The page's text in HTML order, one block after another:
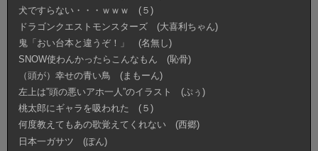
犬ですらない・・・ｗｗｗ (５)
ドラゴンクエストモンスターズ (大喜利ちゃん)
鬼「おい台本と違うぞ！」 (名無し)
SNOW使わんかったらこんなもん (恥骨)
（頭が）幸せの青い鳥 (まもーん)
左上は”頭の悪いアホ一人”のイラスト (ぷぅ)
桃太郎にギャラを吸われた (５)
何度教えてもあの歌覚えてくれない (西郷)
日本一ガサツ (ぽん)